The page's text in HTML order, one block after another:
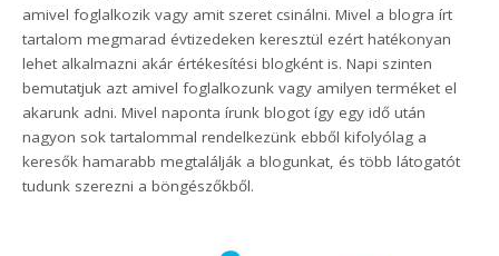
amivel foglalkozik vagy amit szeret csinálni. Mivel a blogra írt
tartalom megmarad évtizedeken keresztül ezért hatékonyan
lehet alkalmazni akár értékesítési blogként is. Napi szinten
bemutatjuk azt amivel foglalkozunk vagy amilyen terméket el
akarunk adni. Mivel naponta írunk blogot így egy idő után
nagyon sok tartalommal rendelkezünk ebből kifolyólag a
keresők hamarabb megtalálják a blogunkat, és több látogatót
tudunk szerezni a böngészőkből.